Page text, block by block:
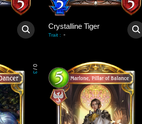
Crystalline Tiger
Trait : -
0
/
3